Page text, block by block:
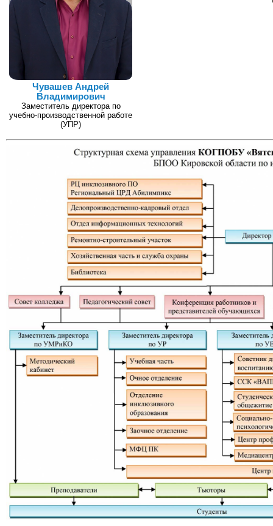
Чувашев Андрей
Владимирович
Заместитель директора по
учебно-производственной работе
(УПР)